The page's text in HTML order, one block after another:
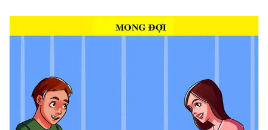
Câu chuyện quốc tế
Kinh tế
Thị trường
Góc doanh nghiệp
Dữ liệu và đời sống
Truyền hình